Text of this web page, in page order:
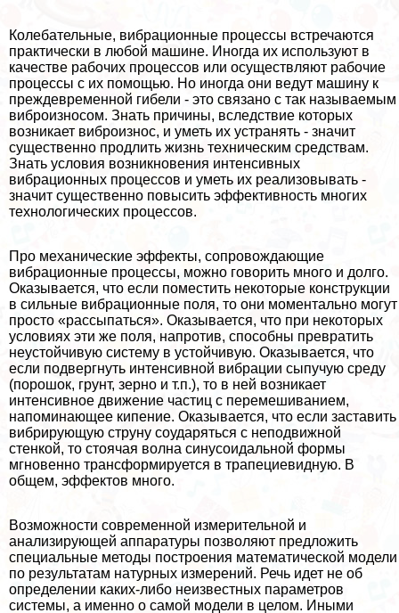
Колебательные, вибрационные процессы встречаются
пpaктически в любой машине. Иногда их используют в
качестве рабочих процессов или осуществляют рабочие
процессы с их помощью. Но иногда они ведут машину к
преждевременной гибели - это связано с так называемым
виброизносом. Знать причины, вследствие которых
возникает виброизнос, и уметь их устранять - значит
существенно продлить жизнь техническим средствам.
Знать условия возникновения интенсивных
вибрационных процессов и уметь их реализовывать -
значит существенно повысить эффективность многих
технологических процессов.
Про механические эффекты, сопровождающие
вибрационные процессы, можно говорить много и долго.
Оказывается, что если поместить некоторые конструкции
в сильные вибрационные поля, то они моментально могут
просто «рассыпаться». Оказывается, что при некоторых
условиях эти же поля, напротив, способны превратить
неустойчивую систему в устойчивую. Оказывается, что
если подвергнуть интенсивной вибрации сыпучую среду
(порошок, грунт, зерно и т.п.), то в ней возникает
интенсивное движение частиц с перемешиванием,
напоминающее кипение. Оказывается, что если заставить
вибрирующую струну соударяться с неподвижной
стенкой, то стоячая волна синусоидальной формы
мгновенно трaнcформируется в трапециевидную. В
общем, эффектов много.
Возможности современной измерительной и
анализирующей аппаратуры позволяют предложить
специальные методы построения математической модели
по результатам натурных измерений. Речь идет не об
определении каких-либо неизвестных параметров
системы, а именно о самой модели в целом. Иными